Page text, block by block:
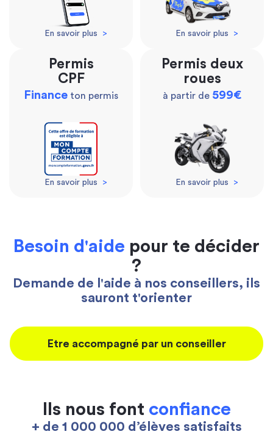
En savoir plus > En savoir plus >
Permis
CPF
Finance ton permis
En savoir plus >
Permis deux
roues
à partir de 599€
En savoir plus >
Besoin d'aide pour te décider
?
Demande de l'aide à nos conseillers, ils
sauront t'orienter
Etre accompagné par un conseiller
Ils nous font confiance
+ de 1 000 000 d’élèves satisfaits